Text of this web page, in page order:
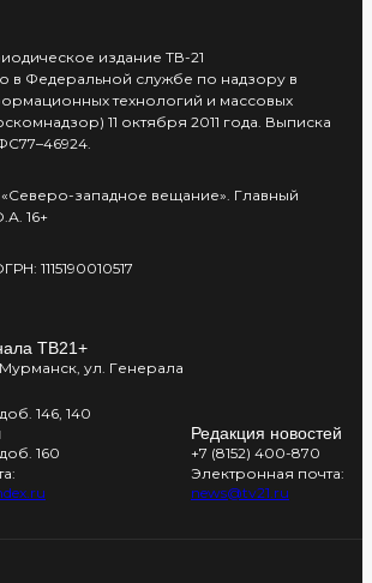
издание ТВ-21
в Федеральной службе по надзору в
технологий и массовых
11 октября 2011 года. Выписка
западное вещание». Главный
16+
1115190010517
ТВ21+
ул. Генерала
146, 140
160
Редакция новостей
+7 (8152) 400-870
Электронная почта:
news@tv21.ru